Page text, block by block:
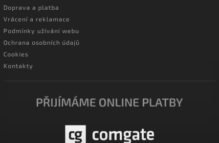
Doprava a platba
Vrácení a reklamace
Podmínky užívání webu
Ochrana osobních údajů
Cookies
Kontakty